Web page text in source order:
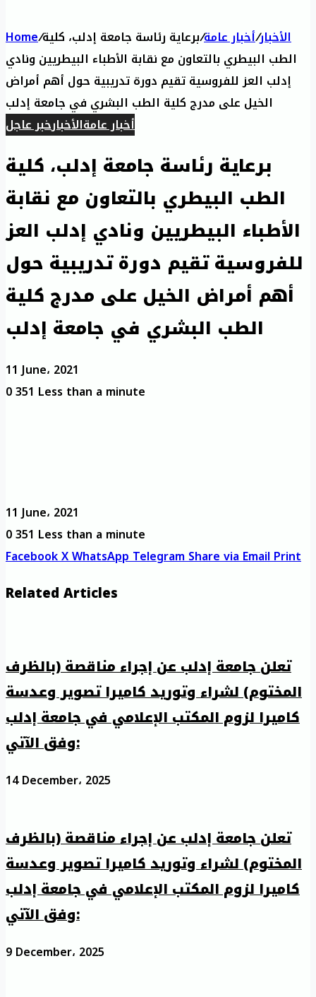
Home/ الأخبار/أخبار عامة/برعاية رئاسة جامعة إدلب، كلية
الطب البيطري بالتعاون مع نقابة الأطباء البيطريين ونادي
إدلب العز للفروسية تقيم دورة تدريبية حول أهم أمراض
الخيل على مدرج كلية الطب البشري في جامعة إدلب
أخبار عامةالأخبارخبر عاجل
برعاية رئاسة جامعة إدلب، كلية
الطب البيطري بالتعاون مع نقابة
الأطباء البيطريين ونادي إدلب العز
للفروسية تقيم دورة تدريبية حول
أهم أمراض الخيل على مدرج كلية
الطب البشري في جامعة إدلب
11 June، 2021
0351 Less than a minute
11 June، 2021
0351 Less than a minute
FacebookXWhatsAppTelegramShare via EmailPrint
Related Articles
تعلن جامعة إدلب عن إجراء مناقصة (بالظرف
المختوم) لشراء وتوريد كاميرا تصوير وعدسة
كاميرا لزوم المكتب الإعلامي في جامعة إدلب
وفق الآتي:
14 December، 2025
تعلن جامعة إدلب عن إجراء مناقصة (بالظرف
المختوم) لشراء وتوريد كاميرا تصوير وعدسة
كاميرا لزوم المكتب الإعلامي في جامعة إدلب
وفق الآتي:
9 December، 2025